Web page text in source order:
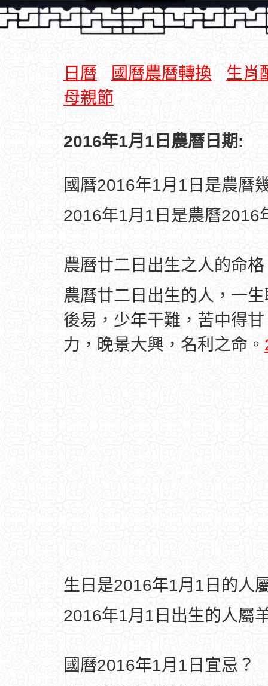
日曆 國曆農曆轉換
生肖
母親節
2016年1月1日農曆日期:
國曆2016年1月1日是農曆
2016年1月1日是農曆2016
農曆廿二日出生之人的命
農曆廿二日出生的人，一
後易，少年干難，苦中得
力，晚景大興，名利之命。
生日是2016年1月1日的人
2016年1月1日出生的人屬
國曆2016年1月1日宜忌？